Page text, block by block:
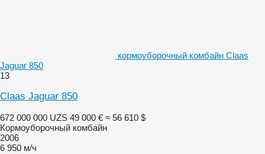
кормоуборочный комбайн Claas
Jaguar 850
13
Claas Jaguar 850
672 000 000 UZS 49 000 € ≈ 56 610 $
Кормоуборочный комбайн
2006
6 950 м/ч